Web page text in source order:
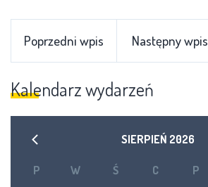
Poprzedni wpis Następny wpis
Kalendarz wydarzeń
SIERPIEŃ 2026
P W Ś C P